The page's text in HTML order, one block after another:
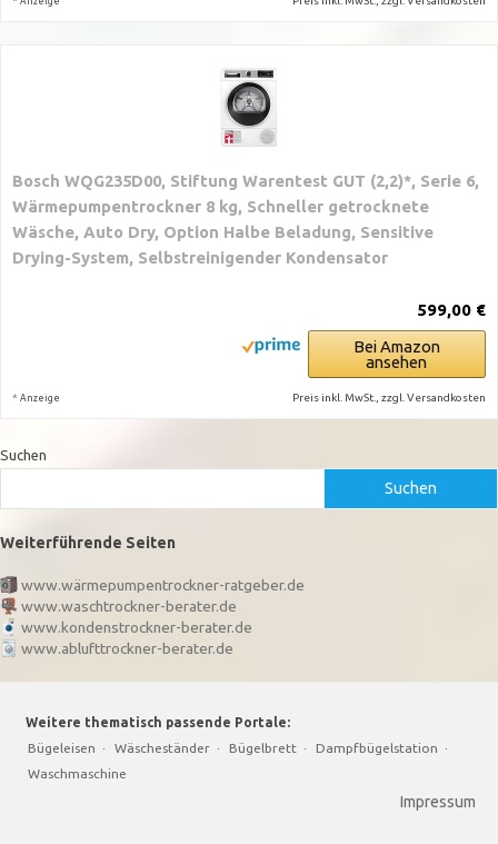
Bosch WQG235D00, Stiftung Warentest GUT (2,2)*, Serie 6,
Wärmepumpentrockner 8 kg, Schneller getrocknete
Wäsche, Auto Dry, Option Halbe Beladung, Sensitive
Drying-System, Selbstreinigender Kondensator
599,00 €
Bei Amazon
ansehen
* Anzeige Preis inkl. MwSt., zzgl. Versandkosten
Suchen
Suchen
Weiterführende Seiten
www.wärmepumpentrockner-ratgeber.de
www.waschtrockner-berater.de
www.kondenstrockner-berater.de
www.ablufttrockner-berater.de
Weitere thematisch passende Portale:
Bügeleisen · Wäscheständer · Bügelbrett · Dampfbügelstation ·
Waschmaschine
Impressum